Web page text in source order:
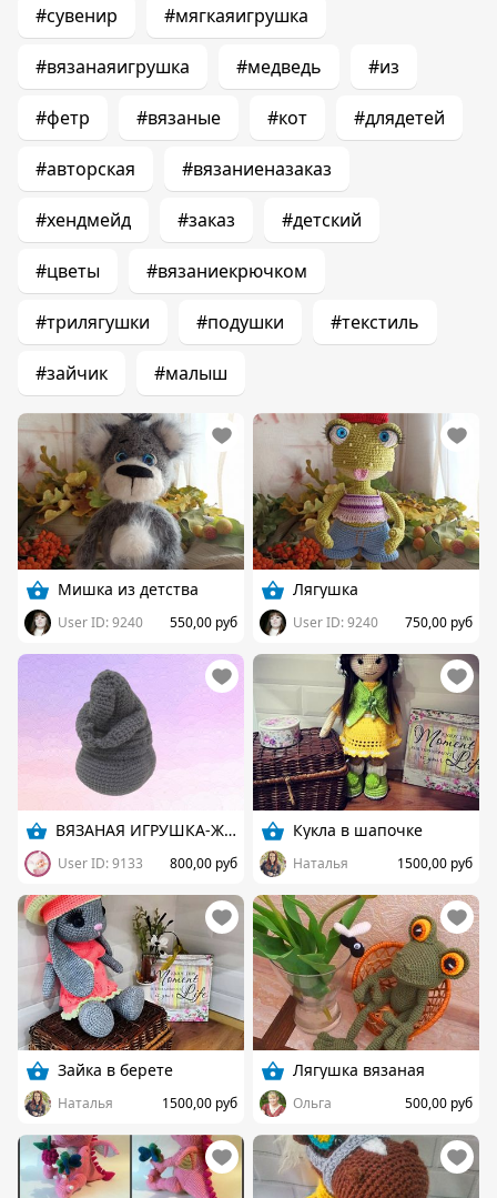
#сувенир #мягкаяигрушка
#вязанаяигрушка #медведь #из
#фетр #вязаные #кот #длядетей
#авторская #вязаниеназаказ
#хендмейд #заказ #детский
#цветы #вязаниекрючком
#трилягушки #подушки #текстиль
#зайчик #малыш
Мишка из детства
User ID: 9240 550,00 руб
Лягушка
User ID: 9240 750,00 руб
ВЯЗАНАЯ ИГРУШКА-ЖДУН
User ID: 9133 800,00 руб
Кукла в шапочке
Наталья 1500,00 руб
Зайка в берете
Наталья 1500,00 руб
Лягушка вязаная
Ольга 500,00 руб